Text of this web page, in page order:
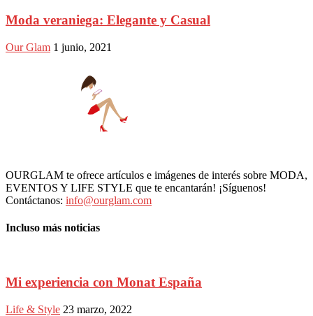
Moda veraniega: Elegante y Casual
Our Glam 1 junio, 2021
OURGLAM te ofrece artículos e imágenes de interés sobre MODA,
EVENTOS Y LIFE STYLE que te encantarán! ¡Síguenos!
Contáctanos: info@ourglam.com
Incluso más noticias
Mi experiencia con Monat España
Life & Style 23 marzo, 2022